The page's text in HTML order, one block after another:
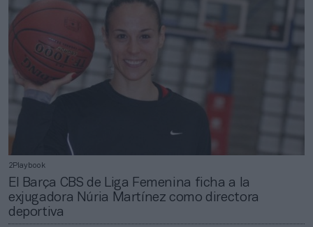
2Playbook
El Barça CBS de Liga Femenina ficha a la
exjugadora Núria Martínez como directora
deportiva